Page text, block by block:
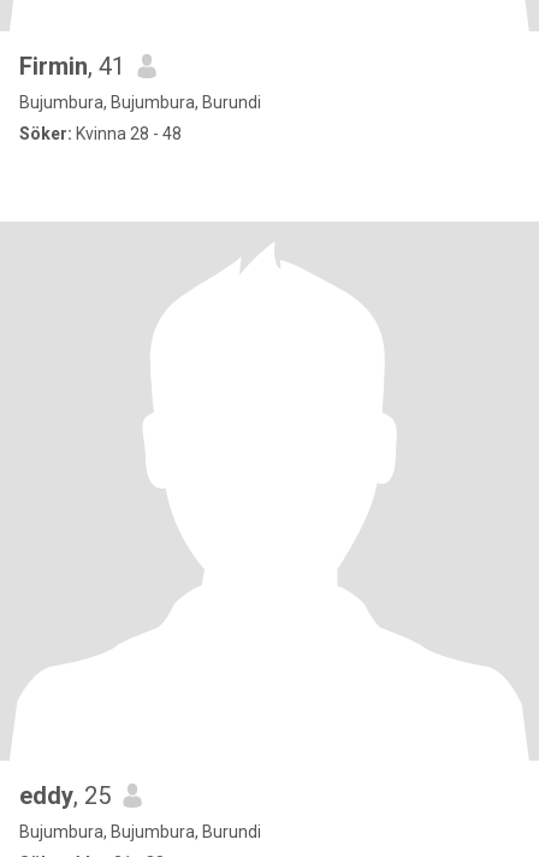
Firmin, 41
Bujumbura, Bujumbura, Burundi
Söker: Kvinna 28 - 48
eddy, 25
Bujumbura, Bujumbura, Burundi